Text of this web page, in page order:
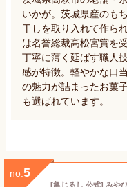
いかが。茨城県産のも
干しを取り入れて作ら
は名誉総裁高松宮賞を
丁寧に薄く延ばす職人
感が特徴。軽やかな口
の魅力が詰まったお菓
も選ばれています。
no. 5